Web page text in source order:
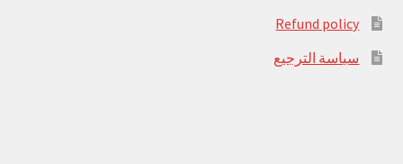
Refund policy
سياسة الترجيع